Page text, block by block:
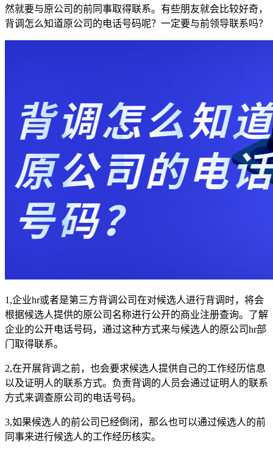
然就要与原公司的前同事取得联系。有些朋友就会比较好奇，
背调怎么知道原公司的电话号码呢？一定要与前领导联系吗？
1,企业hr或者是第三方背调公司在对候选人进行背调时，将会
根据候选人提供的原公司名称进行公开的商业注册查询。了解
企业的公开电话号码，通过这种方式来与候选人的原公司hr部
门取得联系。
2,在开展背调之前，也会要求候选人提供自己的工作经历信息
以及证明人的联系方式。负责背调的人员会通过证明人的联系
方式来调查原公司的电话号码。
3,如果候选人的前公司已经倒闭，那么也可以通过候选人的前
同事来进行候选人的工作经历核实。